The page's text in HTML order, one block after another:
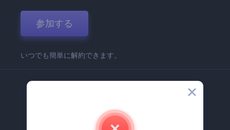
参加する
いつでも簡単に解約できます。
Renderforest 企業情報
お問い合わせ